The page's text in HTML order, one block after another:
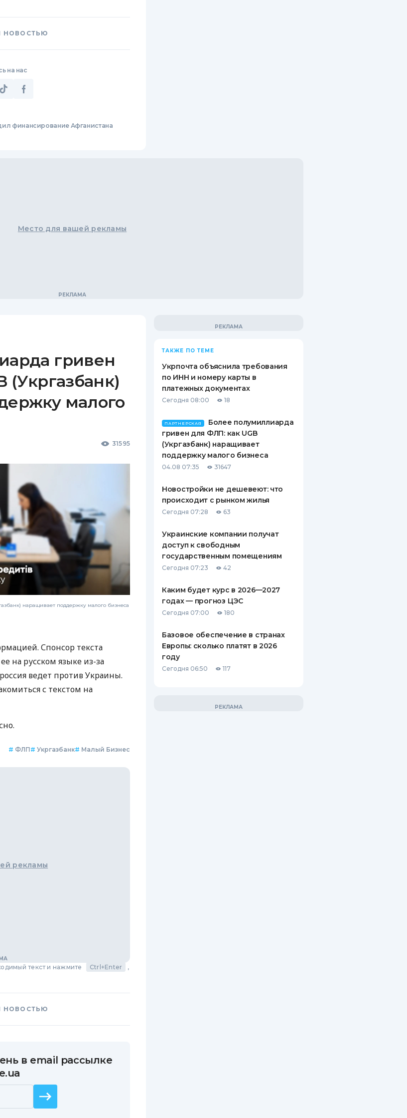
НОВОСТЬЮ
на нас
финансирование Афганистана
Место для вашей рекламы
гривен
(Укргазбанк)
малого
31595
наращивает поддержку малого бизнеса
Спонсор текста
на русском языке из-за
ведет против Украины.
с текстом на
# ФЛП# Укргазбанк# Малый Бизнес
рекламы
текст и нажмите Ctrl+Enter
,
НОВОСТЬЮ
в email рассылке
ТАКЖЕ ПО ТЕМЕ
Укрпочта объяснила требования
по ИНН и номеру карты в
платежных документах
Сегодня 08:00 18
ПАРТНЕРСКАЯ
Более полумиллиарда
гривен для ФЛП: как UGB
(Укргазбанк) наращивает
поддержку малого бизнеса
04.08 07:35 31647
Новостройки не дешевеют: что
происходит с рынком жилья
Сегодня 07:28 63
Украинские компании получат
доступ к свободным
государственным помещениям
Сегодня 07:23 42
Каким будет курс в 2026—2027
годах — прогноз ЦЭС
Сегодня 07:00 180
Базовое обеспечение в странах
Европы: сколько платят в 2026
году
Сегодня 06:50 117